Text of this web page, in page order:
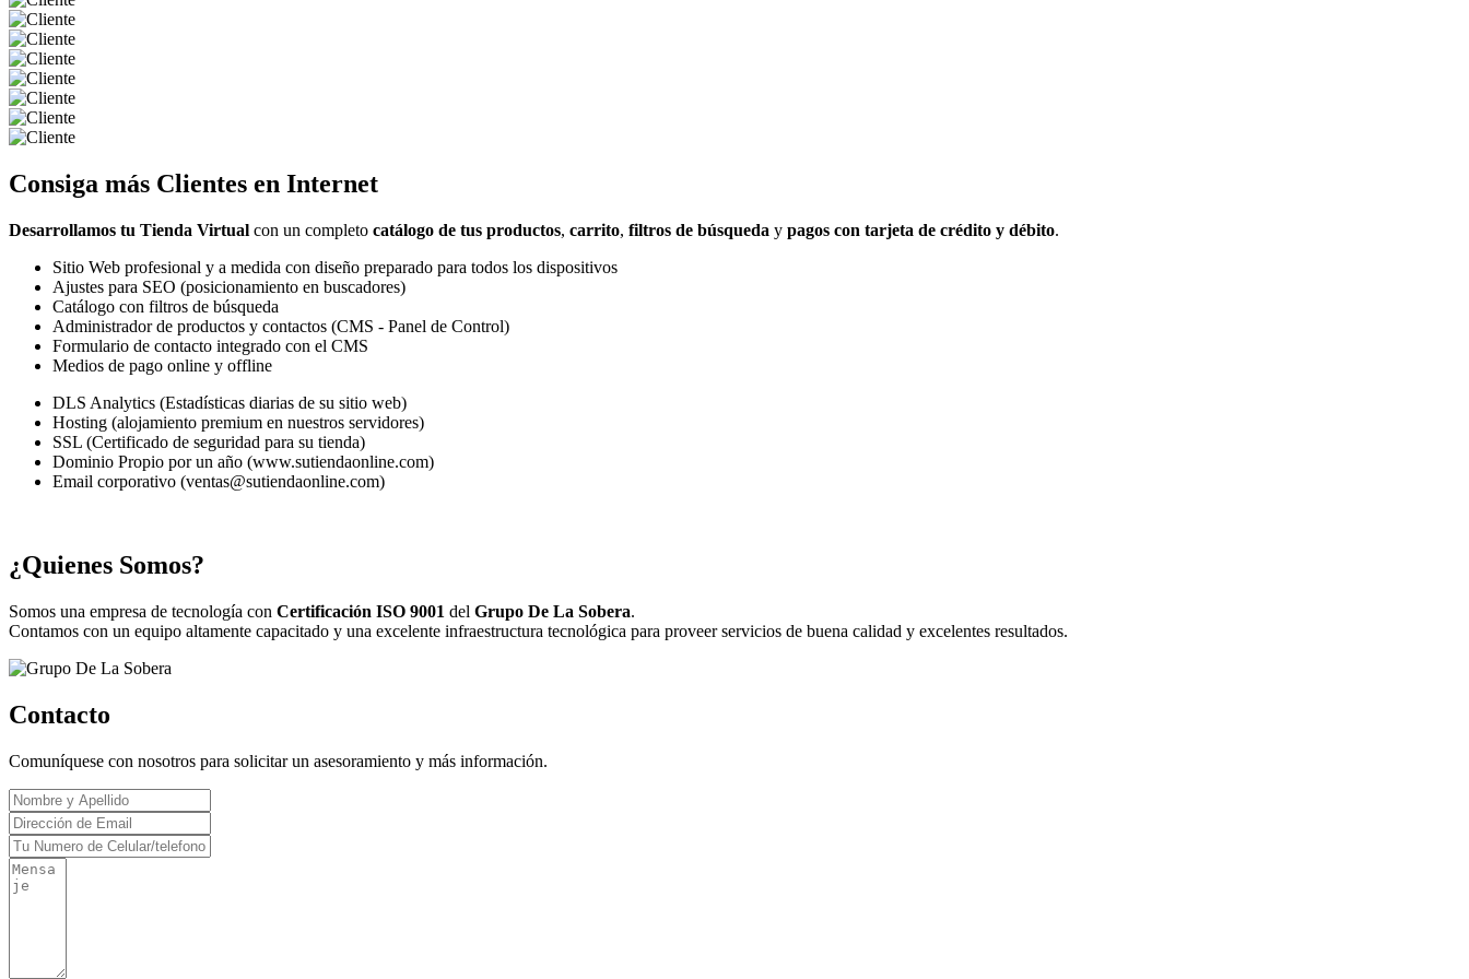
Consiga más Clientes en Internet
Desarrollamos tu Tienda Virtual con un completo catálogo de tus productos, carrito, filtros de búsqueda y pagos con tarjeta de crédito y débito.
Sitio Web profesional y a medida con diseño preparado para todos los dispositivos
Ajustes para SEO (posicionamiento en buscadores)
Catálogo con filtros de búsqueda
Administrador de productos y contactos (CMS - Panel de Control)
Formulario de contacto integrado con el CMS
Medios de pago online y offline
DLS Analytics (Estadísticas diarias de su sitio web)
Hosting (alojamiento premium en nuestros servidores)
SSL (Certificado de seguridad para su tienda)
Dominio Propio por un año (www.sutiendaonline.com)
Email corporativo (ventas@sutiendaonline.com)
¿Quienes Somos?
Somos una empresa de tecnología con Certificación ISO 9001 del Grupo De La Sobera.
Contamos con un equipo altamente capacitado y una excelente infraestructura tecnológica para proveer servicios de buena calidad y excelentes resultados.
Contacto
Comuníquese con nosotros para solicitar un asesoramiento y más información.